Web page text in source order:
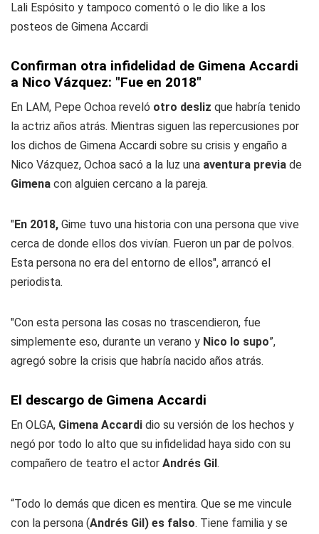
Lali Espósito y tampoco comentó o le dio like a los
posteos de Gimena Accardi
Confirman otra infidelidad de Gimena Accardi
a Nico Vázquez: "Fue en 2018"
En LAM, Pepe Ochoa reveló otro desliz que habría tenido
la actriz años atrás. Mientras siguen las repercusiones por
los dichos de Gimena Accardi sobre su crisis y engaño a
Nico Vázquez, Ochoa sacó a la luz una aventura previa de
Gimena con alguien cercano a la pareja.
"En 2018, Gime tuvo una historia con una persona que vive
cerca de donde ellos dos vivían. Fueron un par de polvos.
Esta persona no era del entorno de ellos", arrancó el
periodista.
"Con esta persona las cosas no trascendieron, fue
simplemente eso, durante un verano y Nico lo supo”,
agregó sobre la crisis que habría nacido años atrás.
El descargo de Gimena Accardi
En OLGA, Gimena Accardi dio su versión de los hechos y
negó por todo lo alto que su infidelidad haya sido con su
compañero de teatro el actor Andrés Gil.
“Todo lo demás que dicen es mentira. Que se me vincule
con la persona (Andrés Gil) es falso. Tiene familia y se